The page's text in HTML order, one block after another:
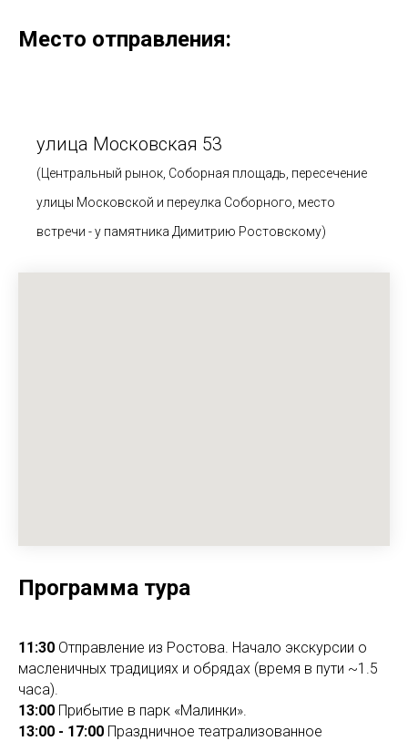
Место отправления:
улица Московская 53
(Центральный рынок, Соборная площадь, пересечение
улицы Московской и переулка Соборного, место
встречи - у памятника Димитрию Ростовскому)
Программа тура
11:30 Отправление из Ростова. Начало экскурсии о
масленичных традициях и обрядах (время в пути ~1.5
часа).
13:00 Прибытие в парк «Малинки».
13:00 - 17:00 Праздничное театрализованное